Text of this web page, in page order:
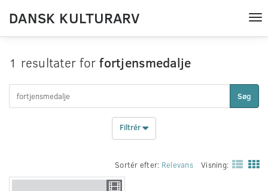
DANSK KULTURARV
1 resultater forfortjensmedalje
Søg
Filtrér
Sortér efter: Relevans Visning: